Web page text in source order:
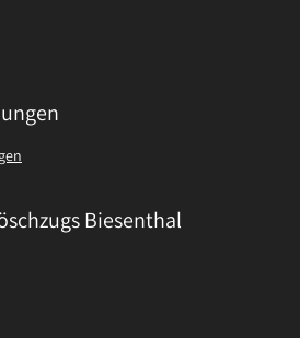
Biesenthal